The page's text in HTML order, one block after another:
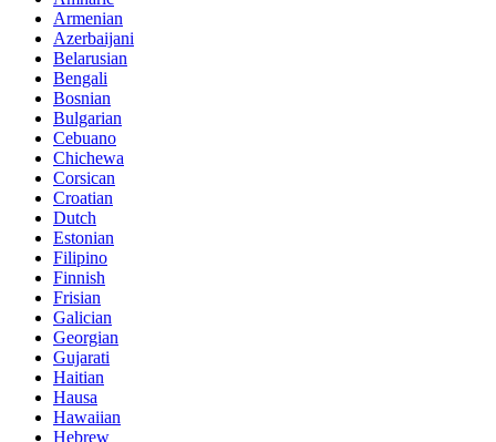
Armenian
Azerbaijani
Belarusian
Bengali
Bosnian
Bulgarian
Cebuano
Chichewa
Corsican
Croatian
Dutch
Estonian
Filipino
Finnish
Frisian
Galician
Georgian
Gujarati
Haitian
Hausa
Hawaiian
Hebrew